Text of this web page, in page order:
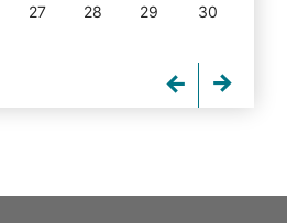
27 28 29
30